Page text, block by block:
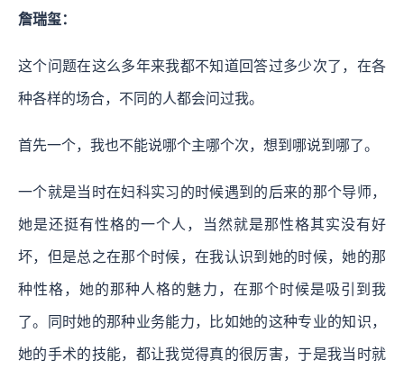
詹瑞玺：
这个问题在这么多年来我都不知道回答过多少次了，在各
种各样的场合，不同的人都会问过我。
首先一个，我也不能说哪个主哪个次，想到哪说到哪了。
一个就是当时在妇科实习的时候遇到的后来的那个导师，
她是还挺有性格的一个人，当然就是那性格其实没有好
坏，但是总之在那个时候，在我认识到她的时候，她的那
种性格，她的那种人格的魅力，在那个时候是吸引到我
了。同时她的那种业务能力，比如她的这种专业的知识，
她的手术的技能，都让我觉得真的很厉害，于是我当时就